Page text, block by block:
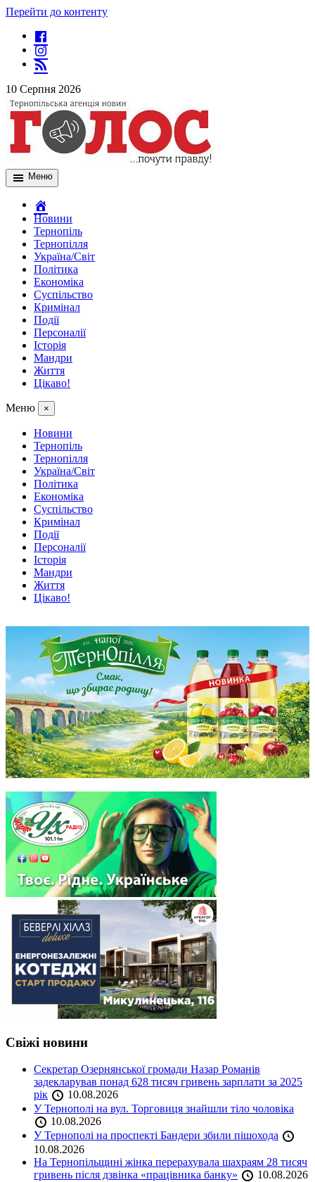
Перейти до контенту
10 Серпня 2026
Меню
Новини
Тернопіль
Тернопілля
Україна/Світ
Політика
Економіка
Суспільство
Кримінал
Події
Персоналії
Історія
Мандри
Життя
Цікаво!
Меню ×
Новини
Тернопіль
Тернопілля
Україна/Світ
Політика
Економіка
Суспільство
Кримінал
Події
Персоналії
Історія
Мандри
Життя
Цікаво!
Свіжі новини
Секретар Озернянської громади Назар Романів
задекларував понад 628 тисяч гривень зарплати за 2025
рік
10.08.2026
У Тернополі на вул. Торговиця знайшли тіло чоловіка
10.08.2026
У Тернополі на проспекті Бандери збили пішохода
10.08.2026
На Тернопільщині жінка перерахувала шахраям 28 тисяч
гривень після дзвінка «працівника банку»
10.08.2026